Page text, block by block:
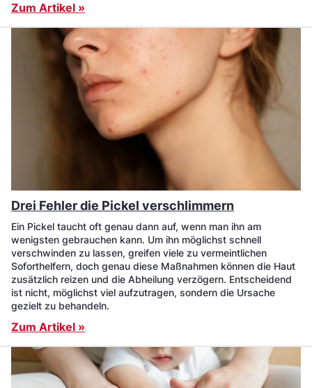
Zum Artikel »
Drei Fehler die Pickel verschlimmern
Ein Pickel taucht oft genau dann auf, wenn man ihn am
wenigsten gebrauchen kann. Um ihn möglichst schnell
verschwinden zu lassen, greifen viele zu vermeintlichen
Soforthelfern, doch genau diese Maßnahmen können die Haut
zusätzlich reizen und die Abheilung verzögern. Entscheidend
ist nicht, möglichst viel aufzutragen, sondern die Ursache
gezielt zu behandeln.
Zum Artikel »